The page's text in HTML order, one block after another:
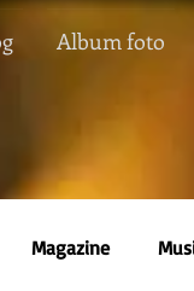
Album foto
Magazine